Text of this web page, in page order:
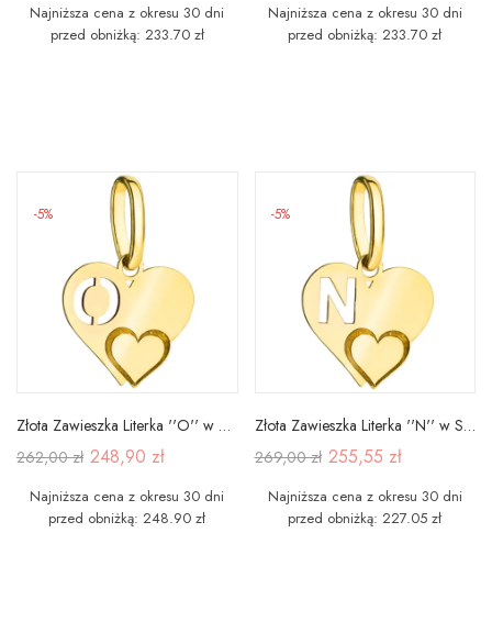
Najniższa cena z okresu 30 dni
przed obniżką: 233.70 zł
Najniższa cena z okresu 30 dni
przed obniżką: 233.70 zł
-5%
Złota Zawieszka Literka ''O'' w Sercu 585
262,00 zł 248,90 zł
Najniższa cena z okresu 30 dni
przed obniżką: 248.90 zł
-5%
Złota Zawieszka Literka ''N'' w Sercu 585
269,00 zł 255,55 zł
Najniższa cena z okresu 30 dni
przed obniżką: 227.05 zł